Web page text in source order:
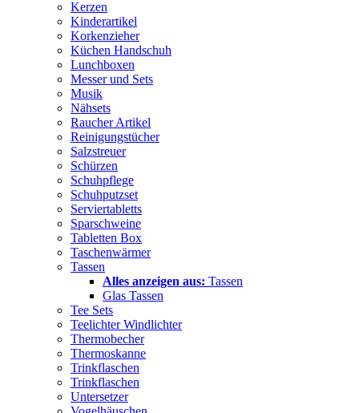
Kerzen
Kinderartikel
Korkenzieher
Küchen Handschuh
Lunchboxen
Messer und Sets
Musik
Nähsets
Raucher Artikel
Reinigungstücher
Salzstreuer
Schürzen
Schuhpflege
Schuhputzset
Serviertabletts
Sparschweine
Tabletten Box
Taschenwärmer
Tassen
Alles anzeigen aus: Tassen
Glas Tassen
Tee Sets
Teelichter Windlichter
Thermobecher
Thermoskanne
Trinkflaschen
Trinkflaschen
Untersetzer